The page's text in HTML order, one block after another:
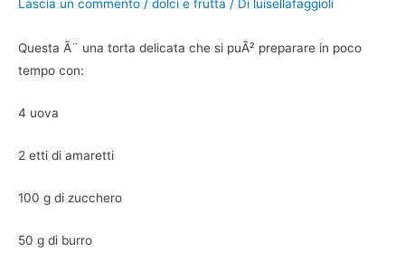
Lascia un commento / dolci e frutta / Di luisellafaggioli
Questa Ã¨ una torta delicata che si puÃ² preparare in poco
tempo con:
4 uova
2 etti di amaretti
100 g di zucchero
50 g di burro